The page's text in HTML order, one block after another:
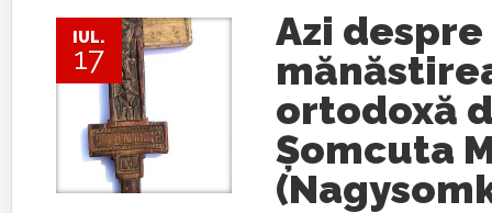
IUL.
17
Azi despre
ortodoxă
Şomcuta